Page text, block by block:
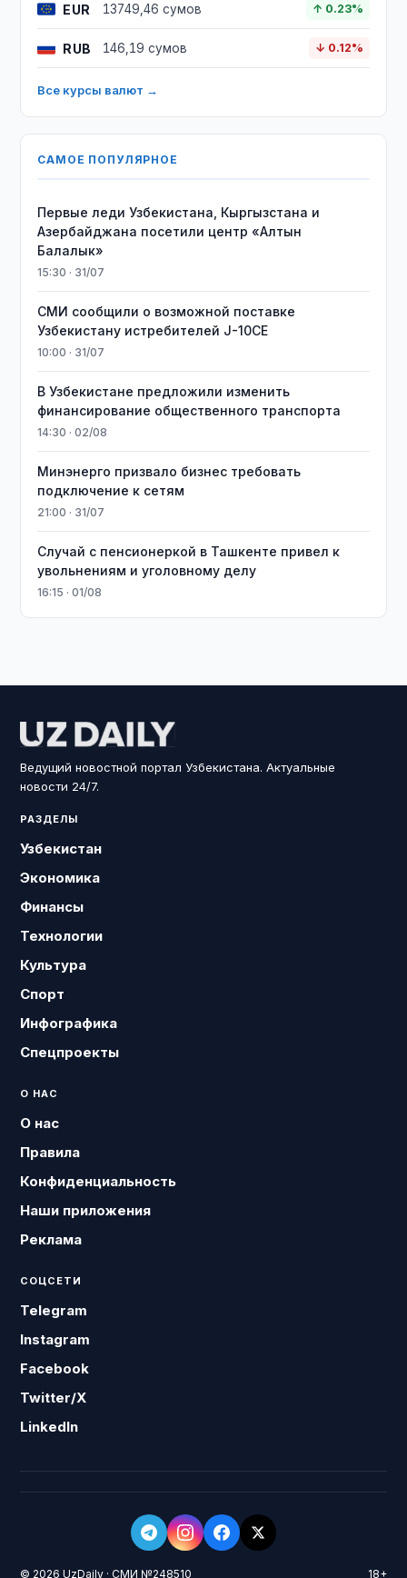
EUR 13749,46 сумов ↑ 0.23%
RUB 146,19 сумов ↓ 0.12%
Все курсы валют →
САМОЕ ПОПУЛЯРНОЕ
Первые леди Узбекистана, Кыргызстана и
Азербайджана посетили центр «Алтын
Балалык»
15:30 · 31/07
СМИ сообщили о возможной поставке
Узбекистану истребителей J-10CE
10:00 · 31/07
В Узбекистане предложили изменить
финансирование общественного транспорта
14:30 · 02/08
Минэнерго призвало бизнес требовать
подключение к сетям
21:00 · 31/07
Случай с пенсионеркой в Ташкенте привел к
увольнениям и уголовному делу
16:15 · 01/08
Ведущий новостной портал Узбекистана. Актуальные
новости 24/7.
РАЗДЕЛЫ
Узбекистан
Экономика
Финансы
Технологии
Культура
Спорт
Инфографика
Спецпроекты
О НАС
О нас
Правила
Конфиденциальность
Наши приложения
Реклама
СОЦСЕТИ
Telegram
Instagram
Facebook
Twitter/X
LinkedIn
© 2026 UzDaily · СМИ №248510 18+